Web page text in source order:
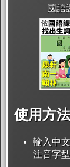
國語
使用方法
輸入中
注音字型